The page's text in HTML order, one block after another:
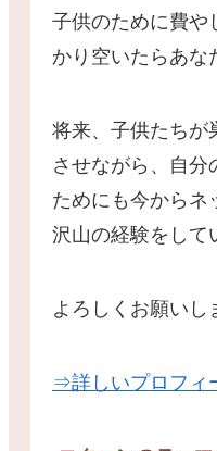
子供のために費や
かり空いたらあな
将来、子供たちが
させながら、自分
ためにも今からネ
沢山の経験をして
よろしくお願いし
⇒詳しいプロフィ